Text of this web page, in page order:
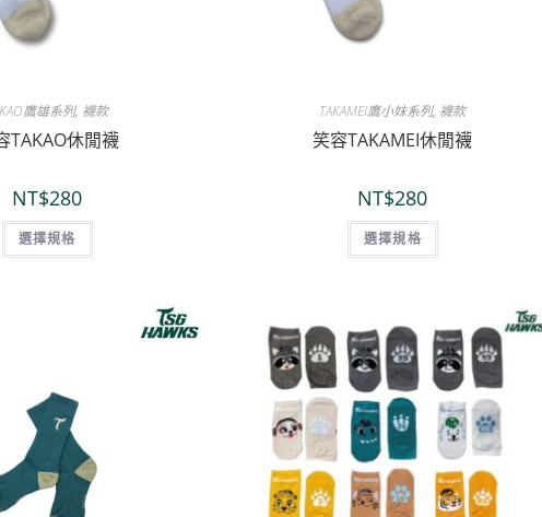
鷹雄系列, 襪款
TAKAO休閒襪
NT$280
選擇規格
TAKAMEI鷹小妹系列, 襪款
笑容TAKAMEI休閒襪
NT$280
選擇規格